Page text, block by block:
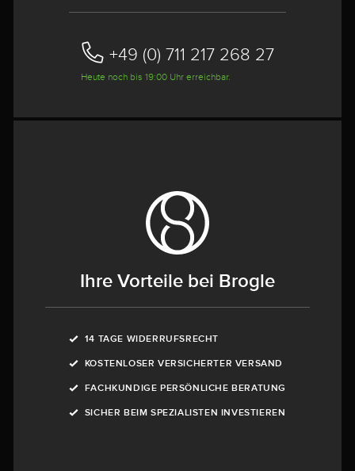
+49 (0) 711 217 268 27
Heute noch bis 19:00 Uhr erreichbar.
Ihre Vorteile bei Brogle
14 TAGE WIDERRUFSRECHT
KOSTENLOSER VERSICHERTER VERSAND
FACHKUNDIGE PERSÖNLICHE BERATUNG
SICHER BEIM SPEZIALISTEN INVESTIEREN